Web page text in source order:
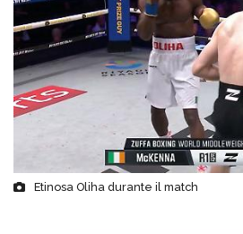
Etinosa Oliha durante il match